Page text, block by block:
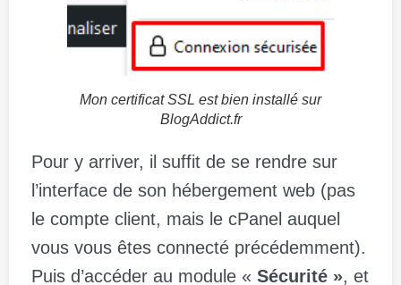
Mon certificat SSL est bien installé sur
BlogAddict.fr
Pour y arriver, il suffit de se rendre sur
l’interface de son hébergement web (pas
le compte client, mais le cPanel auquel
vous vous êtes connecté précédemment).
Puis d’accéder au module « Sécurité », et